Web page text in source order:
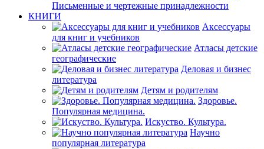
Письменные и чертежные принадлежности
КНИГИ
Аксессуары
для книг и учебников
Атласы детские
географические
Деловая и бизнес
литература
Детям и родителям
Здоровье.
Популярная медицина.
Искуство. Культура.
Научно
популярная литература